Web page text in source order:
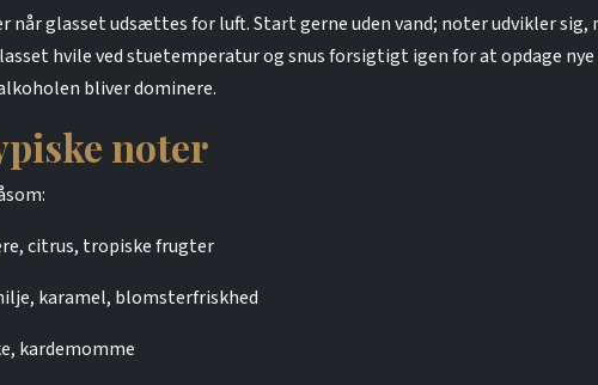
glasset udsættes for luft. Start gerne uden vand; noter udvikler
hvile ved stuetemperatur og snus forsigtigt igen for at opdage
bliver dominere.
noter
citrus, tropiske frugter
karamel, blomsterfriskhed
kardemomme